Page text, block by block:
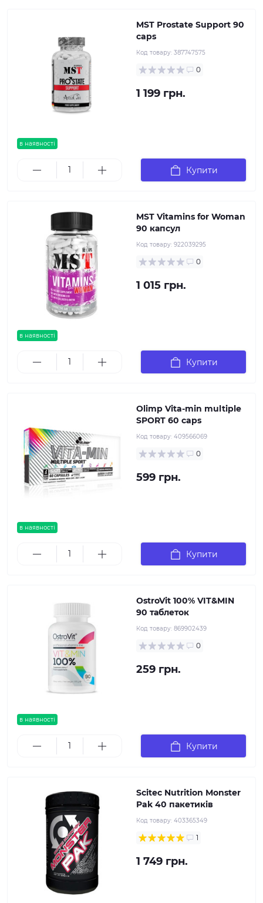
в наявності
MST Prostate Support 90
caps
Код товару: 387747575
0
1 199 грн.
Купити
в наявності
MST Vitamins for Woman
90 капсул
Код товару: 922039295
0
1 015 грн.
Купити
в наявності
Olimp Vita-min multiple
SPORT 60 caps
Код товару: 409566069
0
599 грн.
Купити
в наявності
OstroVit 100% VIT&MIN
90 таблеток
Код товару: 869902439
0
259 грн.
Купити
Scitec Nutrition Monster
Pak 40 пакетиків
Код товару: 403365349
1
1 749 грн.